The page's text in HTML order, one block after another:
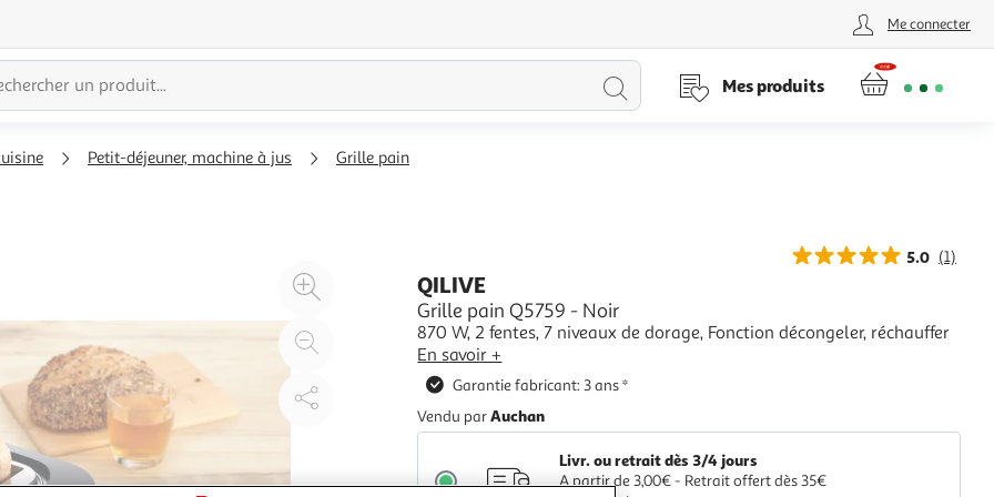
Me connecter
Lancer
Mes produits
Petit-déjeuner, machine à jus Grille pain
Agrandir
l'illustration
l'illustration
5.0 (1)
QILIVE
Grille pain Q5759 - Noir
870 W, 2 fentes, 7 niveaux de dorage, Fonction décongeler, réchauffer
En savoir +
Garantie fabricant: 3 ans *
Vendu parAuchan
Livr. ou retrait dès 3/4 jours
A partir de 3,00€ - Retrait offert dès 35€